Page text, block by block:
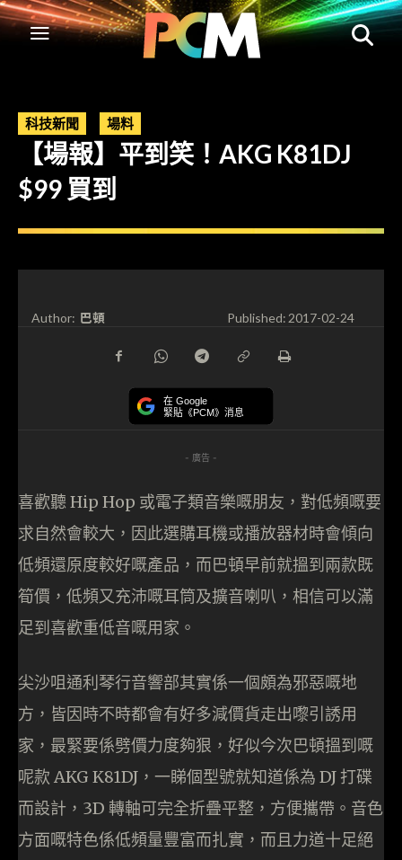
科技新聞 場料
【場報】平到笑！AKG K81DJ
$99 買到
Author: 巴頓 Published:2017-02-24
在 Google
緊貼《PCM》消息
- 廣告 -
喜歡聽 Hip Hop 或電子類音樂嘅朋友，對低頻嘅要
求自然會較大，因此選購耳機或播放器材時會傾向
低頻還原度較好嘅產品，而巴頓早前就搵到兩款既
筍價，低頻又充沛嘅耳筒及擴音喇叭，相信可以滿
足到喜歡重低音嘅用家。
尖沙咀通利琴行音響部其實係一個頗為邪惡嘅地
方，皆因時不時都會有好多減價貨走出嚟引誘用
家，最緊要係劈價力度夠狠，好似今次巴頓搵到嘅
呢款 AKG K81DJ，一睇個型號就知道係為 DJ 打碟
而設計，3D 轉軸可完全折疊平整，方便攜帶。音色
方面嘅特色係低頻量豐富而扎實，而且力道十足絕